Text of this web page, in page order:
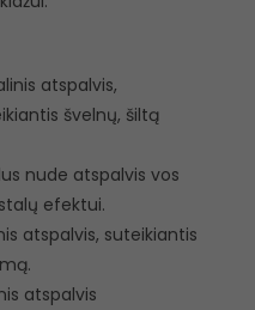
atspalvis,
švelnų, šiltą
nude atspalvis vos
efektui.
atspalvis, suteikiantis
atspalvis